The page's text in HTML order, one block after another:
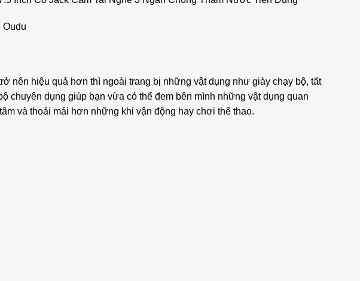
Oudu
nên hiệu quả hơn thì ngoài trang bị những vật dụng như giày chạy bộ, tất
chuyên dụng giúp bạn vừa có thể đem bên mình những vật dụng quan
và thoải mái hơn những khi vận động hay chơi thể thao.